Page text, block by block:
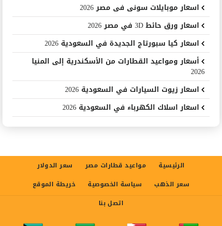
اسعار موبايلات سونى فى مصر 2026
اسعار ورق حائط 3D في مصر 2026
اسعار كيا سبورتاج الجديدة في السعودية 2026
أسعار ومواعيد القطارات من الأسكندرية إلى المنيا
2026
اسعار زيوت السيارات في السعودية 2026
اسعار اسلاك الكهرباء في السعودية 2026
الرئيسية مواعيد قطارات مصر
سعر الدولار
سعر الذهب
سياسة الخصوصية
خريطة الموقع
اتصل بنا